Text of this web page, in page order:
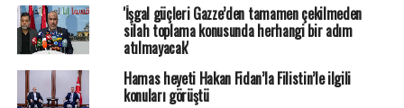
'İşgal güçleri Gazze’den tamamen çekilmeden
silah toplama konusunda herhangi bir adım
atılmayacak'
Hamas heyeti Hakan Fidan’la Filistin’le ilgili
konuları görüştü